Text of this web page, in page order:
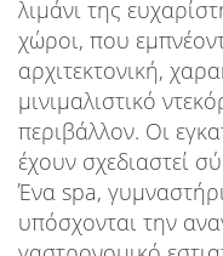
λιμάνι της
χώροι, που
αρχιτεκτονική,
μινιμαλιστικό
περιβάλλον. Οι
έχουν σχεδιαστεί
Ένα spa,
υπόσχονται την